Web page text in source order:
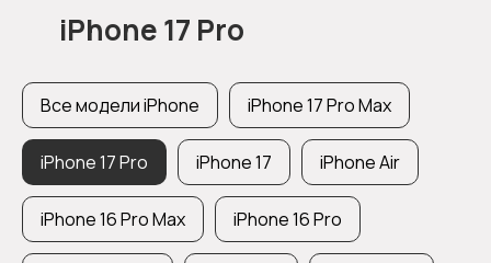
iPhone 17 Pro
Все модели iPhone iPhone 17 Pro Max
iPhone 17 Pro iPhone 17 iPhone Air
iPhone 16 Pro Max iPhone 16 Pro